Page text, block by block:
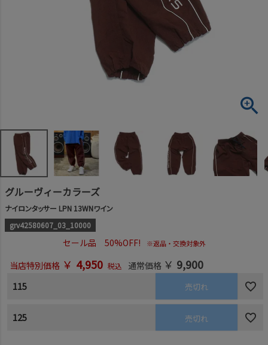
グルーヴィーカラーズ
ナイロンタッサー LPN 13WNワイン
grv42580607_03_10000
セール品 50%OFF! ※返品・交換対象外
当店特別価格 ￥ 4,950 税込 通常価格 ￥ 9,900
115 売切れ
125 売切れ